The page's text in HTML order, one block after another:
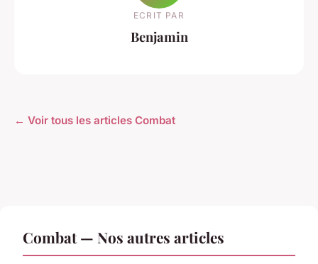
ECRIT PAR
Benjamin
← Voir tous les articles Combat
Combat — Nos autres articles